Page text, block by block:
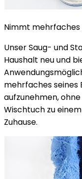
Nimmt mehrfaches
Unser Saug- und
Haushalt neu und
mehrfaches seines
aufzunehmen,
Wischtuch zu
Zuhause.